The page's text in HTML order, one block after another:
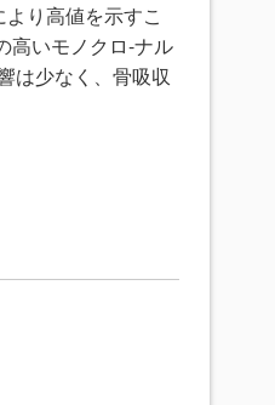
り高値を示すこ
高いモノクロ-ナル
は少なく、骨吸収